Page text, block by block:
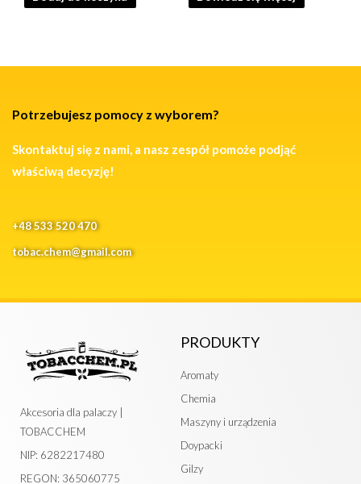
Potrzebujesz pomocy z wyborem?
Skontaktuj się z nami, a nasz zespół pomoże podjąć
właściwą decyzję!
+48 533 520 470
tobac.chem@gmail.com
Akcesoria dla palaczy |
TOBACCHEM
NIP: 6282217480
REGON: 365060775
PRODUKTY
Aromaty
Chemia
Maszyny i urządzenia
Doypacki
Gilzy